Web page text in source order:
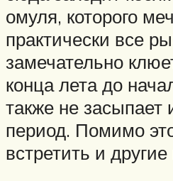
омуля, которого
практически все
замечательно
конца лета до
также не засыпает
период. Помимо
встретить и